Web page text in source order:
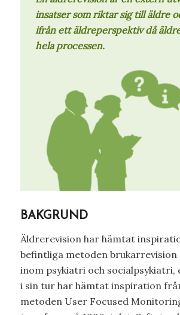
insatser som riktar sig till äldre
ifrån ett äldreperspektiv då
hela processen.
BAKGRUND
Äldrerevision har hämtat
befintliga metoden brukarrevision
inom psykiatri och socialpsykiatri,
i sin tur har hämtat inspiration
metoden User Focused